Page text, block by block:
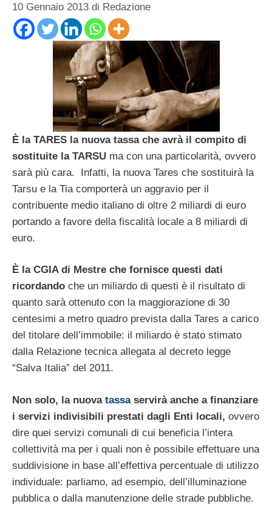
10 Gennaio 2013 di Redazione
È la TARES la nuova tassa che avrà il compito di
sostituite la TARSU ma con una particolarità, ovvero
sarà più cara. Infatti, la nuova Tares che sostituirà la
Tarsu e la Tia comporterà un aggravio per il
contribuente medio italiano di oltre 2 miliardi di euro
portando a favore della fiscalità locale a 8 miliardi di
euro.
È la CGIA di Mestre che fornisce questi dati
ricordando che un miliardo di questi è il risultato di
quanto sarà ottenuto con la maggiorazione di 30
centesimi a metro quadro prevista dalla Tares a carico
del titolare dell’immobile: il miliardo è stato stimato
dalla Relazione tecnica allegata al decreto legge
“Salva Italia” del 2011.
Non solo, la nuova tassaservirà anche a finanziare
i servizi indivisibili prestati dagli Enti locali, ovvero
dire quei servizi comunali di cui beneficia l’intera
collettività ma per i quali non è possibile effettuare una
suddivisione in base all’effettiva percentuale di utilizzo
individuale: parliamo, ad esempio, dell’illuminazione
pubblica o dalla manutenzione delle strade pubbliche.